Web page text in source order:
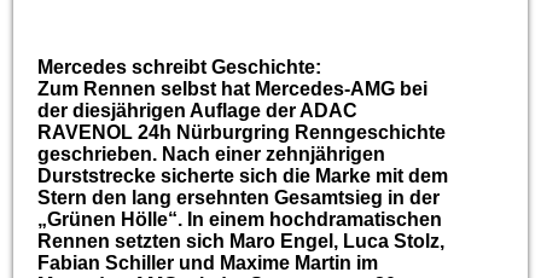
Mercedes schreibt Geschichte:
Zum Rennen selbst hat Mercedes-AMG bei
der diesjährigen Auflage der ADAC
RAVENOL 24h Nürburgring Renngeschichte
geschrieben. Nach einer zehnjährigen
Durststrecke sicherte sich die Marke mit dem
Stern den lang ersehnten Gesamtsieg in der
„Grünen Hölle“. In einem hochdramatischen
Rennen setzten sich Maro Engel, Luca Stolz,
Fabian Schiller und Maxime Martin im